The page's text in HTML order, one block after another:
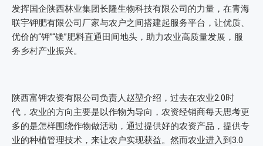
发挥国企陕西林业集团长隆生物科技有限公司的力量，在青海
联宇钾肥有限公司厂家与农户之间搭建起服务平台，让优质、
优价的“钾”“镁”肥料直通田间地头，助力农业高质量发展，服
务乡村产业振兴。
陕西富钾农资有限公司负责人赵堃介绍，过去在农业2.0时
代，农业的方向主要是以作物为导向，农资经销商每天思考更
多的是怎样围绕作物做活动，通过提供好的农资产品，提供专
业的种植管理技术，来让农户实现获益。然而农业进入到3.0